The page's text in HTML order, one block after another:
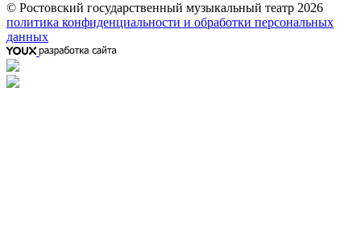
© Ростовский государственный музыкальный театр 2026
политика конфиденциальности и обработки персональных
данных